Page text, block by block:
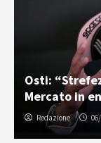
Osti:
Mercato in
Redazione